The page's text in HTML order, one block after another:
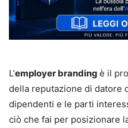
L’employer branding è il
della reputazione di datore
dipendenti e le parti
ciò che fai per posizionare